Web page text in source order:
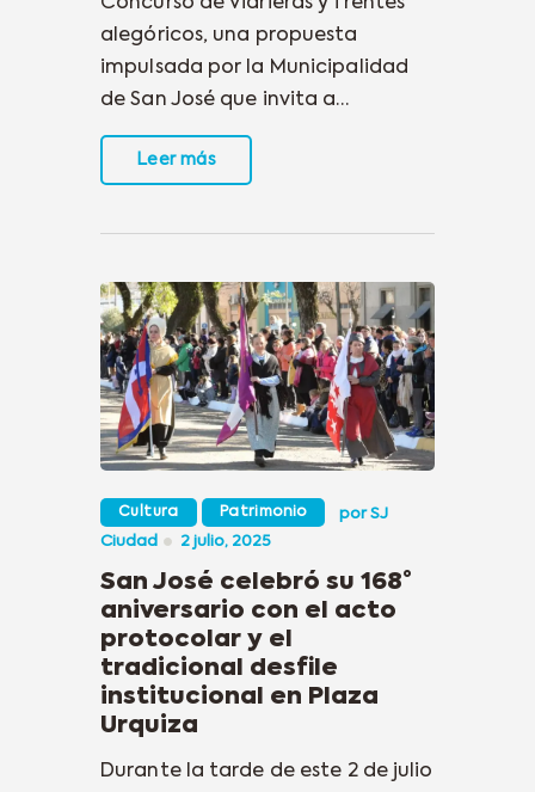
alegóricos, una propuesta
impulsada por la Municipalidad
de San José que invita a…
Leer más
Cultura Patrimonio porSJ
Ciudad
2 julio, 2025
San José celebró su 168°
aniversario con el acto
protocolar y el
tradicional desfile
institucional en Plaza
Urquiza
Durante la tarde de este 2 de julio